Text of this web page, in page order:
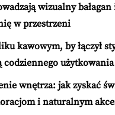
wizualny bałagan
w przestrzeni
kawowym, by łączył
codziennego użytkowania
wnętrza: jak zyskać
i naturalnym